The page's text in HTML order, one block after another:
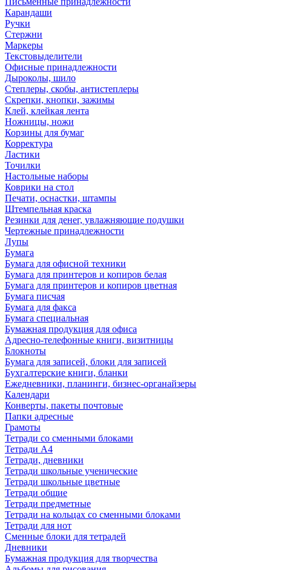
Карандаши
Ручки
Стержни
Маркеры
Текстовыделители
Офисные принадлежности
Дыроколы, шило
Степлеры, скобы, антистеплеры
Скрепки, кнопки, зажимы
Клей, клейкая лента
Ножницы, ножи
Корзины для бумаг
Корректура
Ластики
Точилки
Настольные наборы
Коврики на стол
Печати, оснастки, штампы
Штемпельная краска
Резинки для денег, увлажняющие подушки
Чертежные принадлежности
Лупы
Бумага
Бумага для офисной техники
Бумага для принтеров и копиров белая
Бумага для принтеров и копиров цветная
Бумага писчая
Бумага для факса
Бумага специальная
Бумажная продукция для офиса
Адресно-телефонные книги, визитницы
Блокноты
Бумага для записей, блоки для записей
Бухгалтерские книги, бланки
Ежедневники, планинги, бизнес-органайзеры
Календари
Конверты, пакеты почтовые
Папки адресные
Грамоты
Тетради со сменными блоками
Тетради А4
Тетради, дневники
Тетради школьные ученические
Тетради школьные цветные
Тетради общие
Тетради предметные
Тетради на кольцах со сменными блоками
Тетради для нот
Сменные блоки для тетрадей
Дневники
Бумажная продукция для творчества